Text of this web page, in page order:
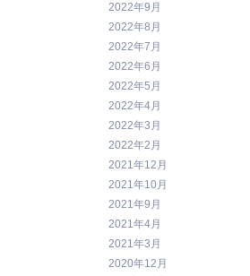
2022年9月
2022年8月
2022年7月
2022年6月
2022年5月
2022年4月
2022年3月
2022年2月
2021年12月
2021年10月
2021年9月
2021年4月
2021年3月
2020年12月